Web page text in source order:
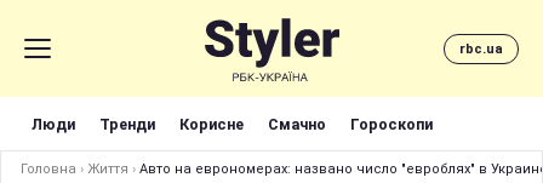
rbc.ua
Люди Тренди Корисне Смачно Гороскопи
Головна › Життя › Авто на еврономерах: названо число "евроблях" в